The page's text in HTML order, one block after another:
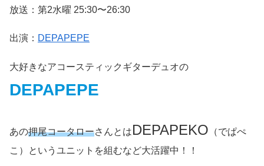
放送：第2水曜 25:30〜26:30
出演： DEPAPEPE
大好きなアコースティックギターデュオの
DEPAPEPE
あの押尾コータローさんとはDEPAPEKO （でぱぺ
こ）というユニットを組むなど大活躍中！！